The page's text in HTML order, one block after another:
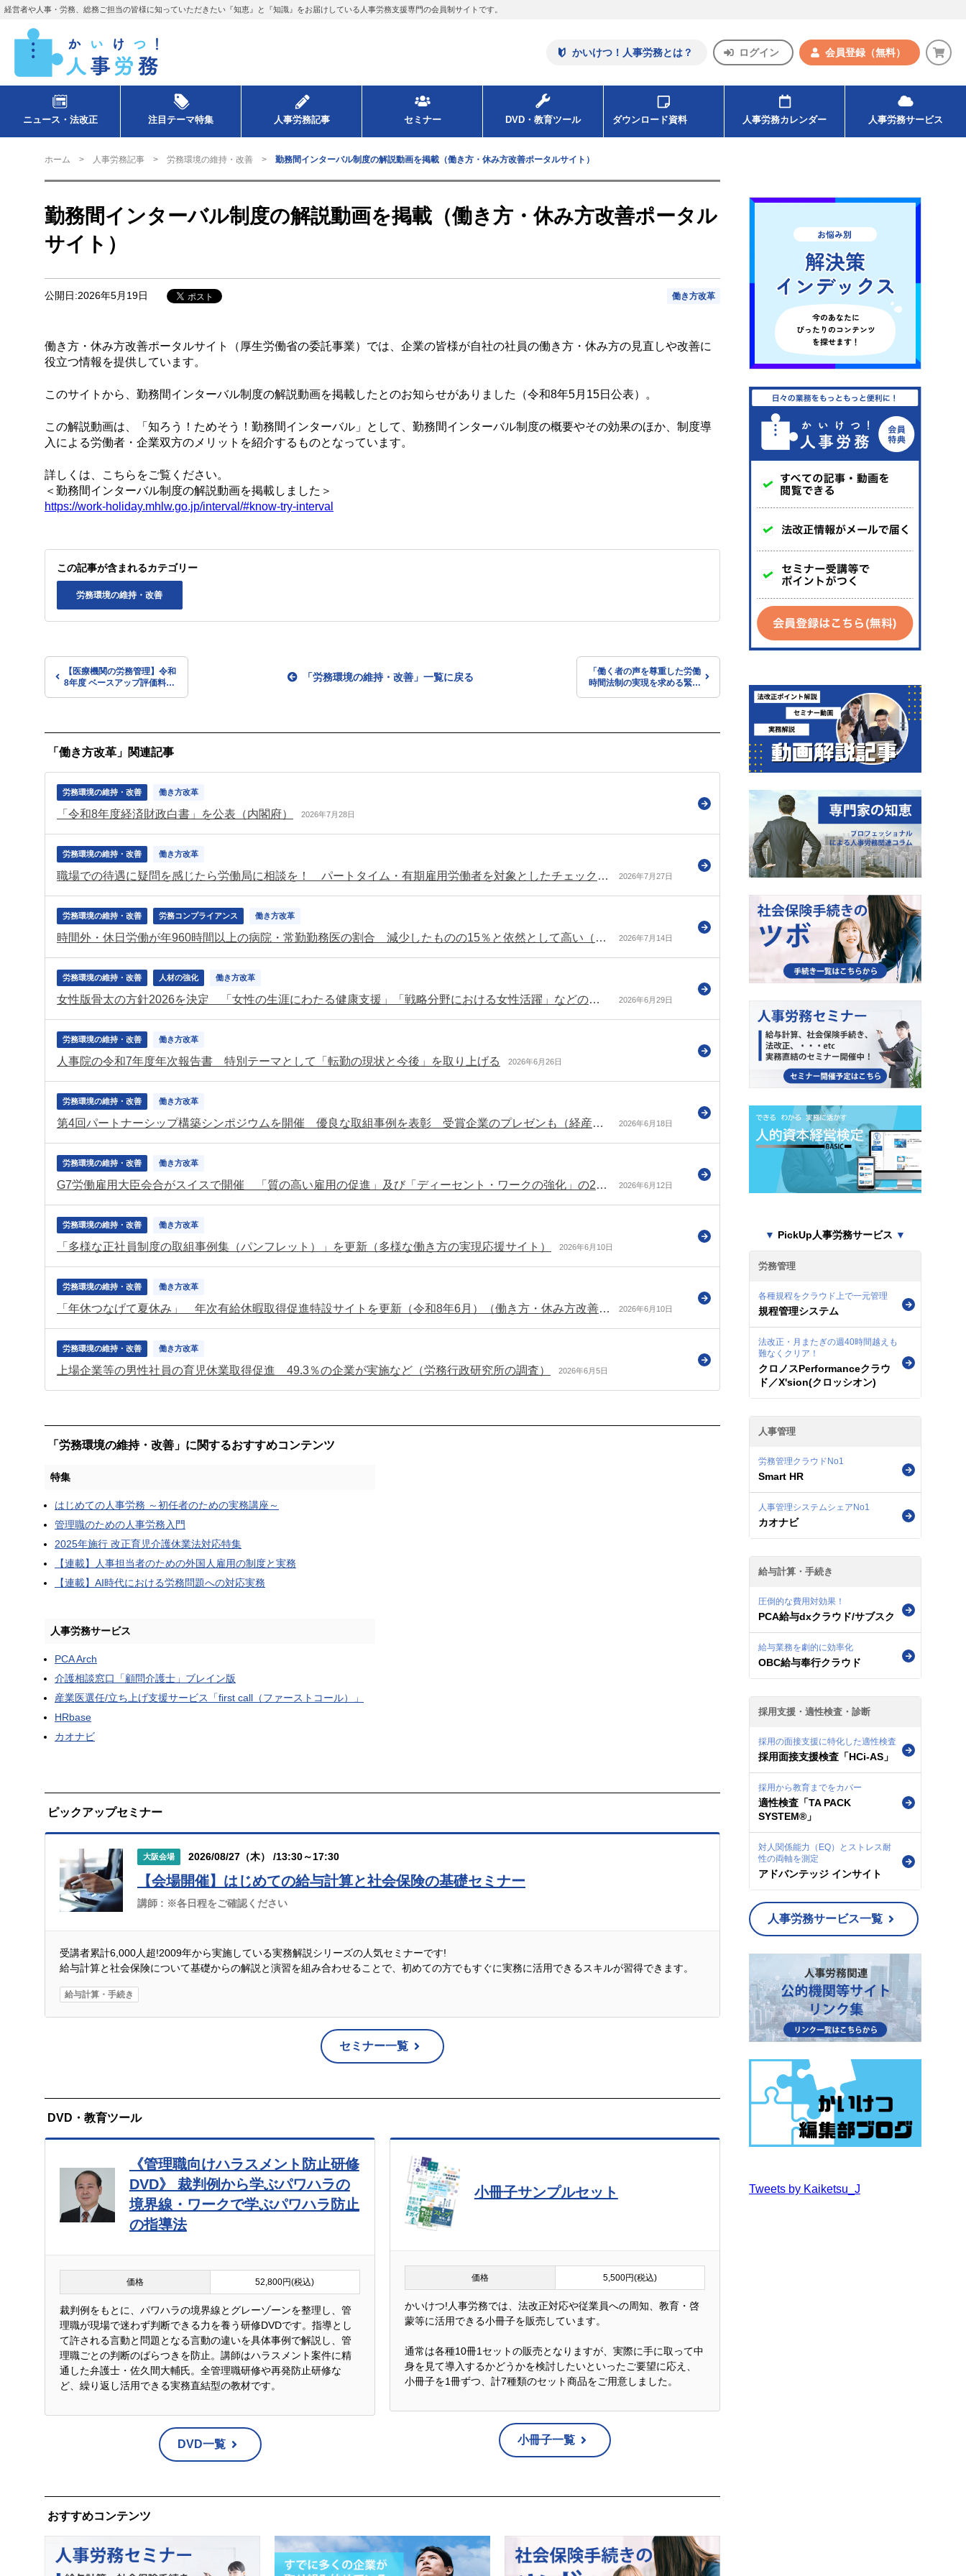
経営者や人事・労務、総務ご担当の皆様に知っていただきたい『知恵』と『知識』をお届けしている人事労務支援専門の会員制サイトです。
かいけつ！人事労務とは？ ログイン 会員登録 （無料）
ニュース・法改正 注目テーマ特集 人事労務記事 セミナー DVD・教育ツール ダウンロード資料 人事労務カレンダー 人事労務サービス
ホーム 人事労務記事 労務環境の維持・改善 勤務間インターバル制度の解説動画を掲載（働き方・休み方改善ポータルサイト）
勤務間インターバル制度の解説動画を掲載（働き方・休み方改善ポータル
サイト）
公開日:2026年5月19日 働き方改革
働き方・休み方改善ポータルサイト（厚生労働省の委託事業）では、企業の皆様が自社の社員の働き方・休み方の見直しや改善に
役立つ情報を提供しています。
このサイトから、勤務間インターバル制度の解説動画を掲載したとのお知らせがありました（令和8年5月15日公表）。
この解説動画は、「知ろう！ためそう！勤務間インターバル」として、勤務間インターバル制度の概要やその効果のほか、制度導
入による労働者・企業双方のメリットを紹介するものとなっています。
詳しくは、こちらをご覧ください。
＜勤務間インターバル制度の解説動画を掲載しました＞
https://work-holiday.mhlw.go.jp/interval/#know-try-interval
この記事が含まれるカテゴリー
労務環境の維持・改善
【医療機関の労務管理】令和
8年度 ベースアップ評価料の
「労務環境の維持・改善」一覧に戻る
「働く者の声を尊重した労働
時間法制の実現を求める緊急
「働き方改革」関連記事
労務環境の維持・改善 働き方改革
「令和8年度経済財政白書」を公表（内閣府） 2026年7月28日
労務環境の維持・改善 働き方改革
職場での待遇に疑問を感じたら労働局に相談を！ パートタイム・有期雇用労働者を対象としたチェックシートを更新（多様な働き方の実現応援サイト） 2026年7月27日
労務環境の維持・改善 労務コンプライアンス 働き方改革
時間外・休日労働が年960時間以上の病院・常勤勤務医の割合 減少したものの15％と依然として高い（令和8年度医師の働き方改革検討会の初回会合） 2026年7月14日
労務環境の維持・改善 人材の強化 働き方改革
女性版骨太の方針2026を決定 「女性の生涯にわたる健康支援」「戦略分野における女性活躍」などの取組を強化 2026年6月29日
労務環境の維持・改善 働き方改革
人事院の令和7年度年次報告書 特別テーマとして「転勤の現状と今後」を取り上げる 2026年6月26日
労務環境の維持・改善 働き方改革
第4回パートナーシップ構築シンポジウムを開催 優良な取組事例を表彰 受賞企業のプレゼンも（経産省） 2026年6月18日
労務環境の維持・改善 働き方改革
G7労働雇用大臣会合がスイスで開催 「質の高い雇用の促進」及び「ディーセント・ワークの強化」の2つを主要目標として議論（厚労省） 2026年6月12日
労務環境の維持・改善 働き方改革
「多様な正社員制度の取組事例集（パンフレット）」を更新（多様な働き方の実現応援サイト） 2026年6月10日
労務環境の維持・改善 働き方改革
「年休つなげて夏休み」 年次有給休暇取得促進特設サイトを更新（令和8年6月）（働き方・休み方改善ポータルサイト） 2026年6月10日
労務環境の維持・改善 働き方改革
上場企業等の男性社員の育児休業取得促進 49.3％の企業が実施など（労務行政研究所の調査） 2026年6月5日
「労務環境の維持・改善」に関するおすすめコンテンツ
特集
はじめての人事労務 ～初任者のための実務講座～
管理職のための人事労務入門
2025年施行 改正育児介護休業法対応特集
【連載】人事担当者のための外国人雇用の制度と実務
【連載】AI時代における労務問題への対応実務
人事労務サービス
PCA Arch
介護相談窓口「顧問介護士」ブレイン版
産業医選任/立ち上げ支援サービス「first call（ファーストコール）」
HRbase
カオナビ
ピックアップセミナー
大阪会場 2026/08/27（木） /13:30～17:30
【会場開催】はじめての給与計算と社会保険の基礎セミナー
講師 : ※各日程をご確認ください
受講者累計6,000人超!2009年から実施している実務解説シリーズの人気セミナーです!
給与計算と社会保険について基礎からの解説と演習を組み合わせることで、初めての方でもすぐに実務に活用できるスキルが習得できます。
給与計算・手続き
セミナー一覧
DVD・教育ツール
《管理職向けハラスメント防止研修
DVD》 裁判例から学ぶパワハラの
境界線・ワークで学ぶパワハラ防止
の指導法
価格 52,800円(税込)
裁判例をもとに、パワハラの境界線とグレーゾーンを整理し、管
理職が現場で迷わず判断できる力を養う研修DVDです。指導とし
て許される言動と問題となる言動の違いを具体事例で解説し、管
理職ごとの判断のばらつきを防止。講師はハラスメント案件に精
通した弁護士・佐久間大輔氏。全管理職研修や再発防止研修な
ど、繰り返し活用できる実務直結型の教材です。
DVD一覧
小冊子サンプルセット
価格 5,500円(税込)
かいけつ!人事労務では、法改正対応や従業員への周知、教育・啓
蒙等に活用できる小冊子を販売しています。
通常は各種10冊1セットの販売となりますが、実際に手に取って中
身を見て導入するかどうかを検討したいといったご要望に応え、
小冊子を1冊ずつ、計7種類のセット商品をご用意しました。
小冊子一覧
おすすめコンテンツ
▼ PickUp人事労務サービス ▼
労務管理
各種規程をクラウド上で一元管理
規程管理システム
法改正・月またぎの週40時間越えも
難なくクリア！
クロノスPerformanceクラウ
ド／X'sion(クロッシオン)
人事管理
労務管理クラウドNo1
Smart HR
人事管理システムシェアNo1
カオナビ
給与計算・手続き
圧倒的な費用対効果！
PCA給与dxクラウド/サブスク
給与業務を劇的に効率化
OBC給与奉行クラウド
採用支援・適性検査・診断
採用の面接支援に特化した適性検査
採用面接支援検査「HCi-AS」
採用から教育までをカバー
適性検査「TA PACK
SYSTEM®」
対人関係能力（EQ）とストレス耐
性の両軸を測定
アドバンテッジ インサイト
人事労務サービス一覧
Tweets by Kaiketsu_J